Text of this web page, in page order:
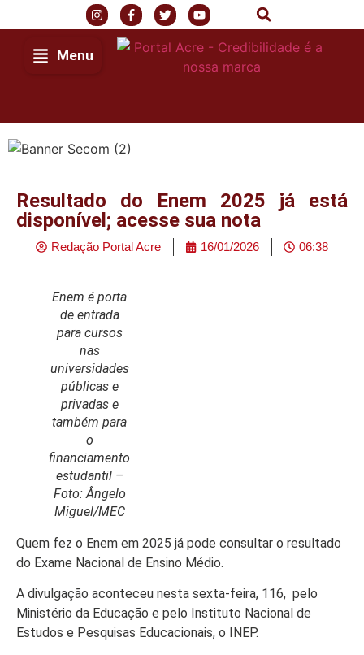
Menu
Início
Últimas Notícias
Agenda Cultural
Política
Resultado do Enem 2025 já está
disponível; acesse sua nota
Redação Portal Acre 16/01/2026 06:38
Enem é porta
de entrada
para cursos
nas
universidades
públicas e
privadas e
também para
o
financiamento
estudantil –
Foto: Ângelo
Miguel/MEC
Quem fez o Enem em 2025 já pode consultar o resultado
do Exame Nacional de Ensino Médio.
A divulgação aconteceu nesta sexta-feira, 116, pelo
Ministério da Educação e pelo Instituto Nacional de
Estudos e Pesquisas Educacionais, o INEP.